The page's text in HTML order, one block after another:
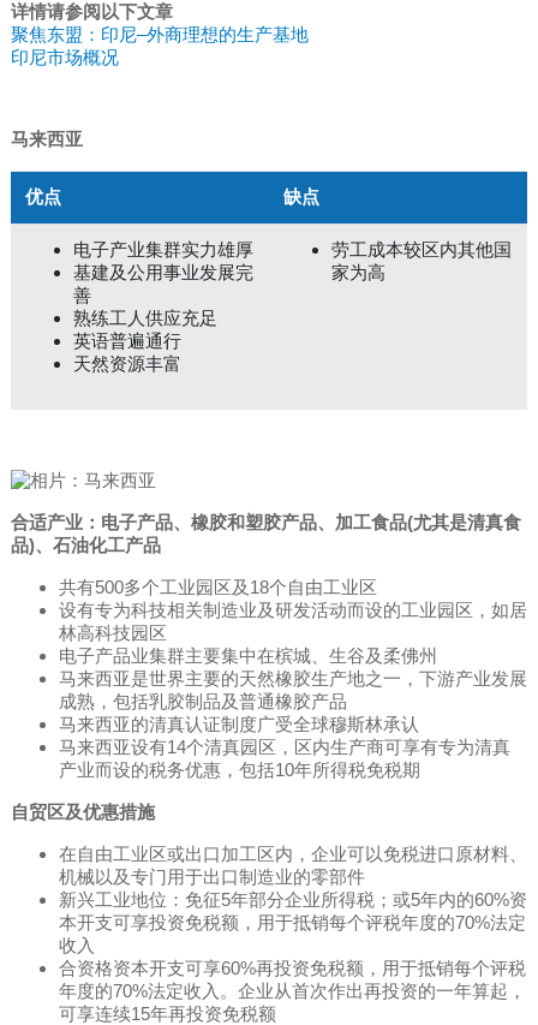
详情请参阅以下文章
聚焦东盟：印尼–外商理想的生产基地
印尼市场概况
马来西亚
优点 缺点
电子产业集群实力雄厚
基建及公用事业发展完
善
熟练工人供应充足
英语普遍通行
天然资源丰富
劳工成本较区内其他国
家为高
合适产业：电子产品、橡胶和塑胶产品、加工食品(尤其是清真食
品)、石油化工产品
共有500多个工业园区及18个自由工业区
设有专为科技相关制造业及研发活动而设的工业园区，如居
林高科技园区
电子产品业集群主要集中在槟城、生谷及柔佛州
马来西亚是世界主要的天然橡胶生产地之一，下游产业发展
成熟，包括乳胶制品及普通橡胶产品
马来西亚的清真认证制度广受全球穆斯林承认
马来西亚设有14个清真园区，区内生产商可享有专为清真
产业而设的税务优惠，包括10年所得税免税期
自贸区及优惠措施
在自由工业区或出口加工区内，企业可以免税进口原材料、
机械以及专门用于出口制造业的零部件
新兴工业地位：免征5年部分企业所得税；或5年内的60%资
本开支可享投资免税额，用于抵销每个评税年度的70%法定
收入
合资格资本开支可享60%再投资免税额，用于抵销每个评税
年度的70%法定收入。企业从首次作出再投资的一年算起，
可享连续15年再投资免税额